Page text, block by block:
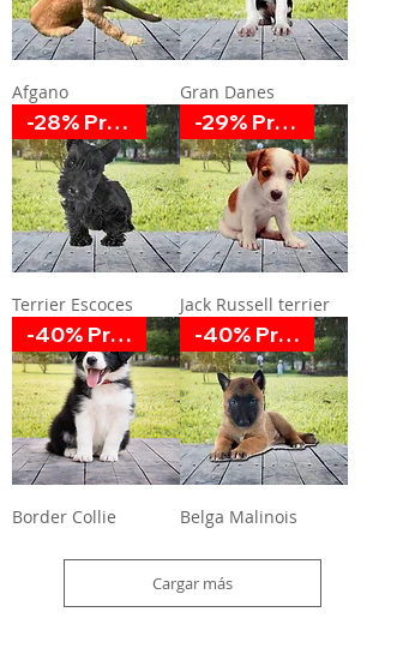
Afgano Gran Danes
-28% Promoción
Terrier Escoces
-29% Promoción
Jack Russell terrier
-40% Promoción
Border Collie
-40% Promoción
Belga Malinois
Cargar más